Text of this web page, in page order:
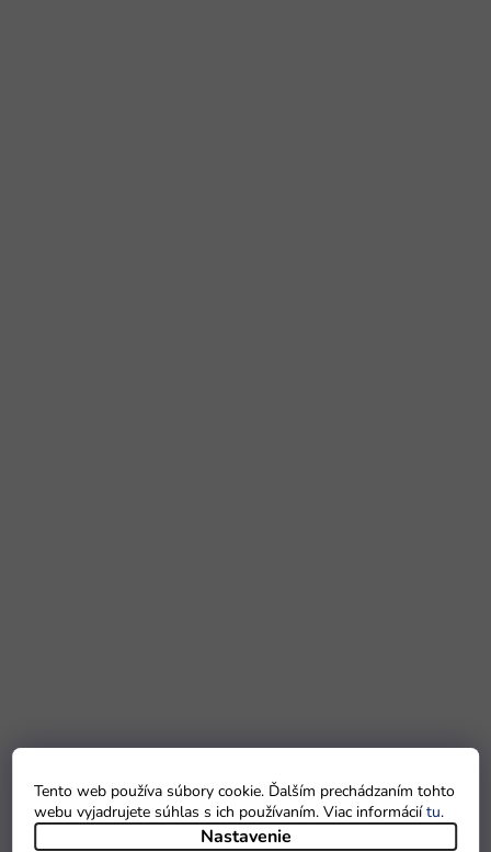
Tento web používa súbory cookie. Ďalším prechádzaním tohto
webu vyjadrujete súhlas s ich používaním. Viac informáciítu.
Nastavenie